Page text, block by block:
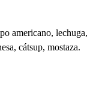
americano, lechuga,
cátsup, mostaza.